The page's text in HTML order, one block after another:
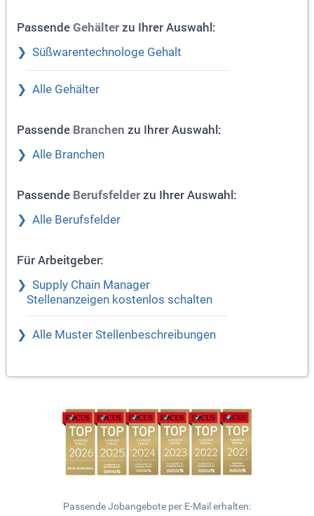
Passende Gehälter zu Ihrer Auswahl:
Süßwarentechnologe Gehalt
Alle Gehälter
Passende Branchen zu Ihrer Auswahl:
Alle Branchen
Passende Berufsfelder zu Ihrer Auswahl:
Alle Berufsfelder
Für Arbeitgeber:
Supply Chain Manager
Stellenanzeigen kostenlos schalten
Alle Muster Stellenbeschreibungen
Passende Jobangebote per E-Mail erhalten: